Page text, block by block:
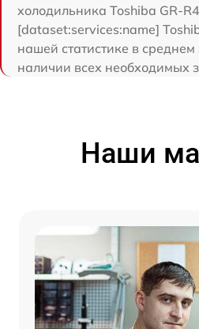
холодильника Toshiba GR-
[dataset:services:name]
нашей статистике в
наличии всех необходимых
Наши